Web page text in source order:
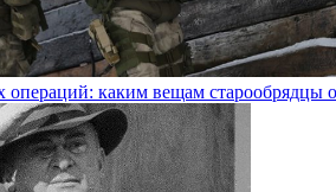
каким вещам старообрядцы